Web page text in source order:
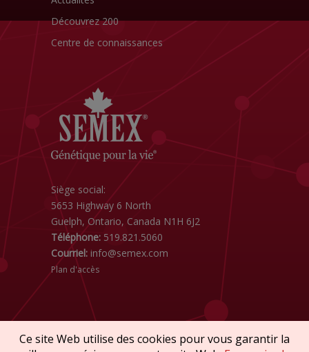
Découvrez 200
Centre de connaissances
Siège social:
5653 Highway 6 North
Guelph, Ontario, Canada N1H 6J2
Téléphone: 519.821.5060
Courriel: info@semex.com
Plan d'accès
Ce site Web utilise des cookies pour vous garantir la